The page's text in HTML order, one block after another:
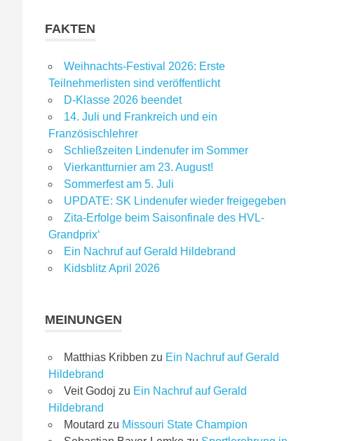
FAKTEN
Weihnachts-Festival 2026: Erste
Teilnehmerlisten sind veröffentlicht
D-Klasse 2026 beendet
14. Juli und Frankreich und ein
Französischlehrer
Schließzeiten Lindenufer im Sommer
Vierkantturnier am 23. August!
Sommerfest am 5. Juli
UPDATE: SK Lindenufer wieder freigegeben
Zita-Erfolge beim Saisonfinale des HVL-
Grandprix‘
Ein Nachruf auf Gerald Hildebrand
Kidsblitz April 2026
MEINUNGEN
Matthias Kribben zu Ein Nachruf auf Gerald
Hildebrand
Veit Godoj zu Ein Nachruf auf Gerald
Hildebrand
Moutard zu Missouri State Champion